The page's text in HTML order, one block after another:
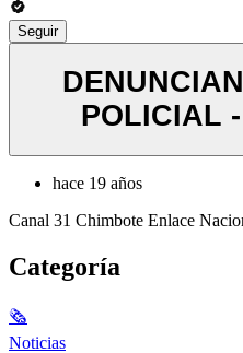
Seguir
POLICIAL
hace 19 años
Canal 31 Chimbote Enlace
Categoría
🗞
Noticias